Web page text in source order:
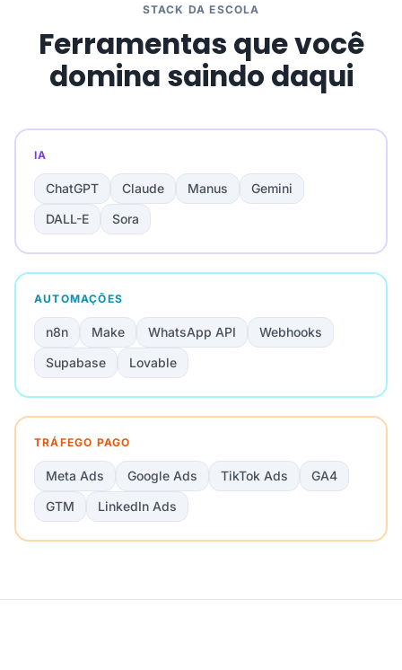
STACK DA ESCOLA
Ferramentas que você
domina saindo daqui
IA
ChatGPT Claude Manus
Gemini
DALL-E
Sora
AUTOMAÇÕES
n8n Make WhatsApp API
Webhooks
Supabase
Lovable
TRÁFEGO PAGO
Meta Ads Google Ads TikTok Ads
GA4
GTM
LinkedIn Ads